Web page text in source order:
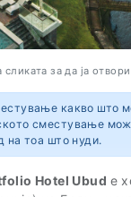
за да ја
какво што
сместување
на тоа што нуди.
Hotel Ubud е